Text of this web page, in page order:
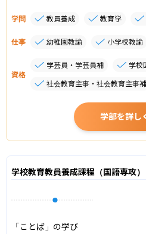
学問 教員養成 教育学
仕事 幼稚園教諭 小学校教諭
資格
学芸員・学芸員補
学校
社会教育主事・社会教育主事補
学部を詳し
学校教育教員養成課程（国語専攻）
「ことば」の学び